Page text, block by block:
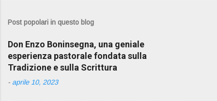
Post popolari in questo blog
Don Enzo Boninsegna, una geniale
esperienza pastorale fondata sulla
Tradizione e sulla Scrittura
- aprile 10, 2023